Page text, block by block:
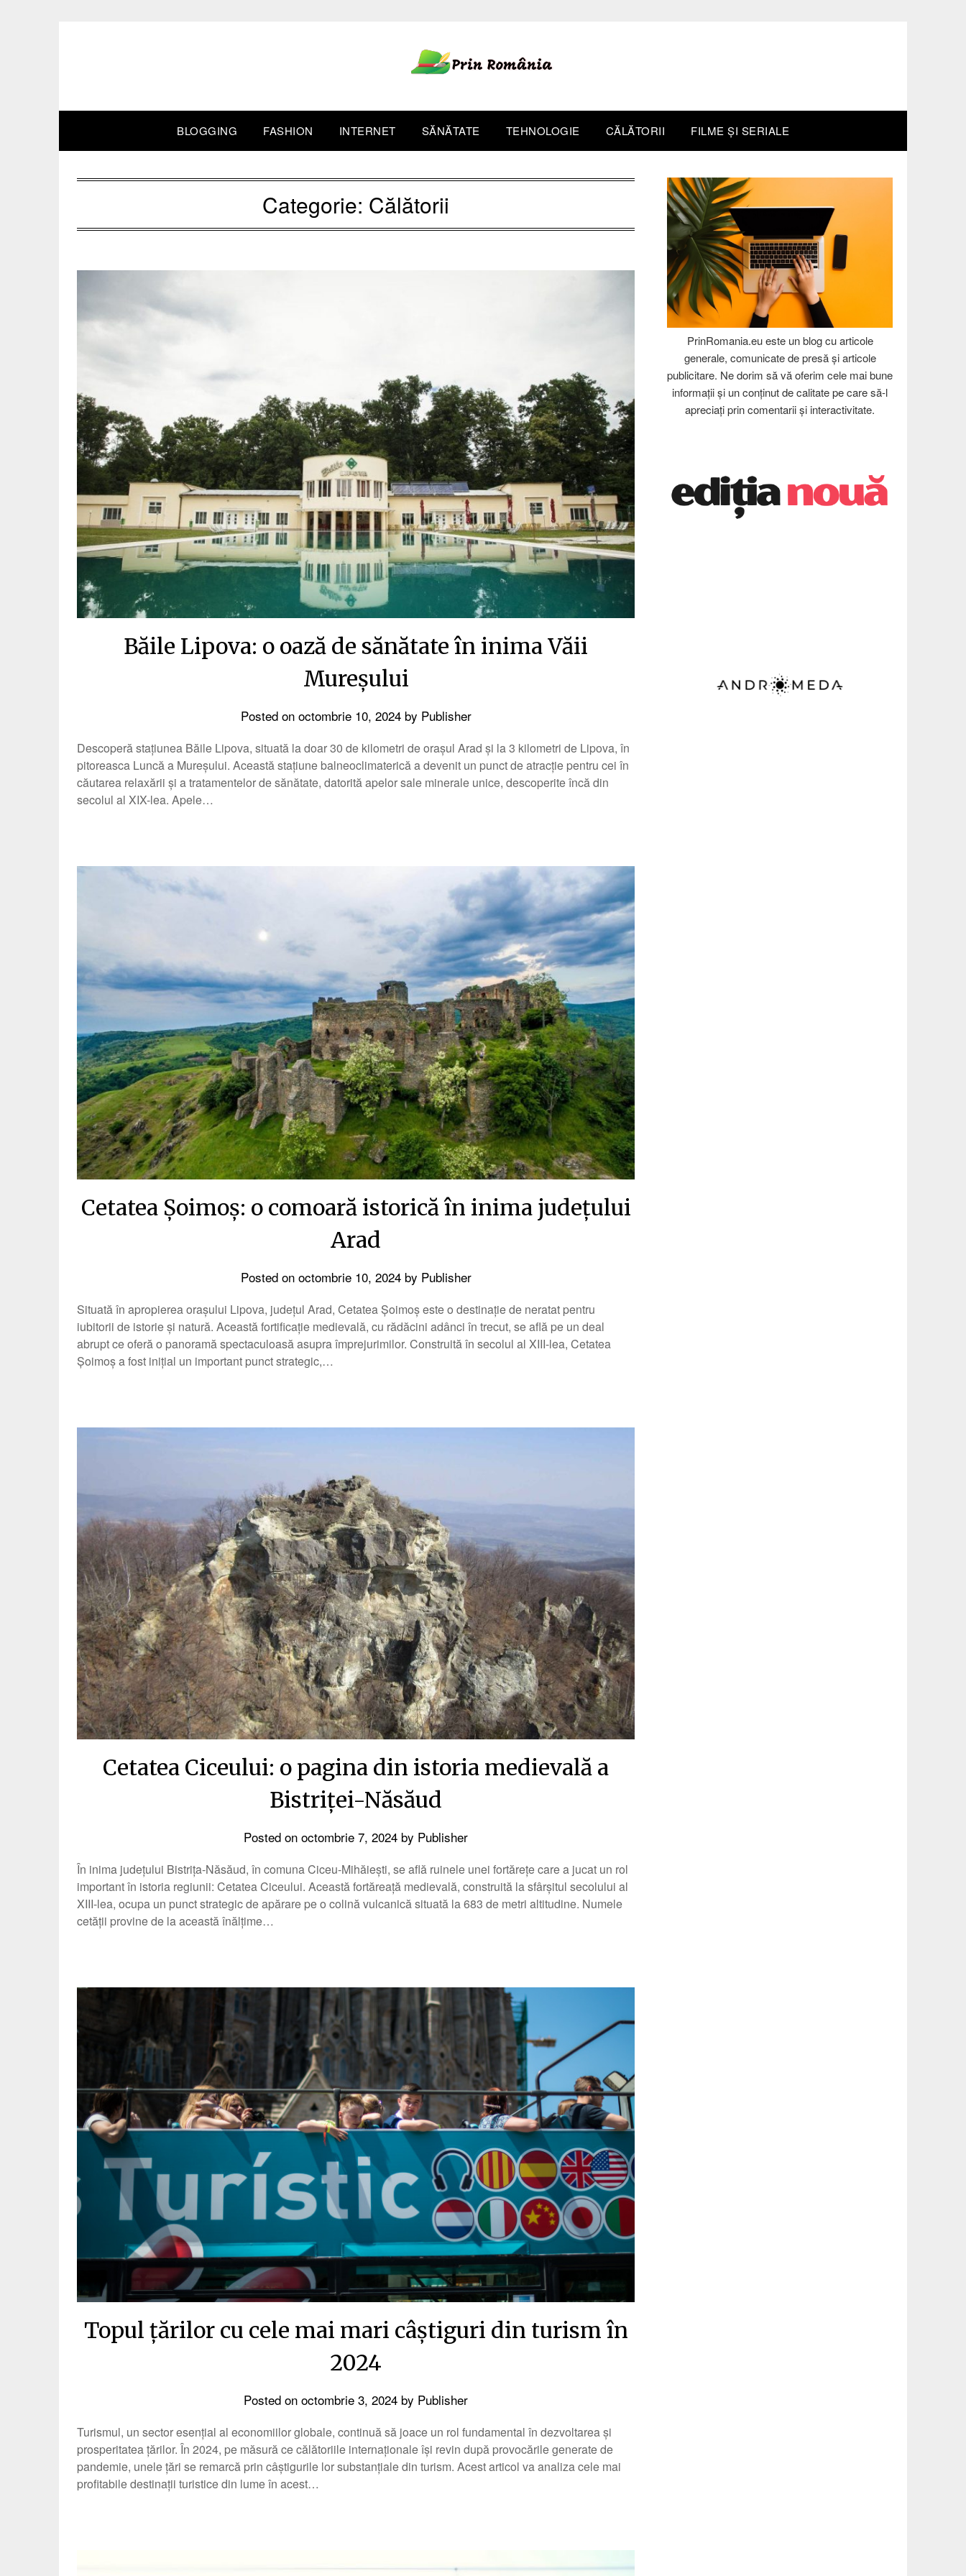
BLOGGING FASHION INTERNET SĂNĂTATE TEHNOLOGIE CĂLĂTORII FILME ȘI SERIALE
Categorie: Călătorii
Băile Lipova: o oază de sănătate în inima Văii
Mureșului
Posted on octombrie 10, 2024by Publisher
Descoperă stațiunea Băile Lipova, situată la doar 30 de kilometri de orașul Arad și la 3 kilometri de Lipova, în
pitoreasca Luncă a Mureșului. Această stațiune balneoclimaterică a devenit un punct de atracție pentru cei în
căutarea relaxării și a tratamentelor de sănătate, datorită apelor sale minerale unice, descoperite încă din
secolul al XIX-lea. Apele…
Cetatea Șoimoș: o comoară istorică în inima județului
Arad
Posted on octombrie 10, 2024by Publisher
Situată în apropierea orașului Lipova, județul Arad, Cetatea Șoimoș este o destinație de neratat pentru
iubitorii de istorie și natură. Această fortificație medievală, cu rădăcini adânci în trecut, se află pe un deal
abrupt ce oferă o panoramă spectaculoasă asupra împrejurimilor. Construită în secolul al XIII-lea, Cetatea
Șoimoș a fost inițial un important punct strategic,…
Cetatea Ciceului: o pagina din istoria medievală a
Bistriței-Năsăud
Posted on octombrie 7, 2024 by Publisher
În inima județului Bistrița-Năsăud, în comuna Ciceu-Mihăiești, se află ruinele unei fortărețe care a jucat un rol
important în istoria regiunii: Cetatea Ciceului. Această fortăreață medievală, construită la sfârșitul secolului al
XIII-lea, ocupa un punct strategic de apărare pe o colină vulcanică situată la 683 de metri altitudine. Numele
cetății provine de la această înălțime…
Topul țărilor cu cele mai mari câștiguri din turism în
2024
Posted on octombrie 3, 2024 by Publisher
Turismul, un sector esențial al economiilor globale, continuă să joace un rol fundamental în dezvoltarea și
prosperitatea țărilor. În 2024, pe măsură ce călătoriile internaționale își revin după provocările generate de
pandemie, unele țări se remarcă prin câștigurile lor substanțiale din turism. Acest articol va analiza cele mai
profitabile destinații turistice din lume în acest…
PrinRomania.eu este un blog cu articole
generale, comunicate de presă și articole
publicitare. Ne dorim să vă oferim cele mai bune
informații și un conținut de calitate pe care să-l
apreciați prin comentarii și interactivitate.